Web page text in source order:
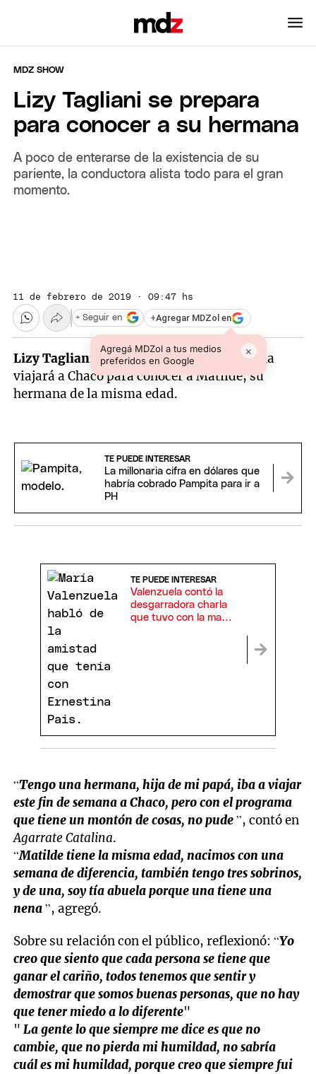
MDZ SHOW
Lizy Tagliani se prepara
para conocer a su hermana
A poco de enterarse de la existencia de su
pariente, la conductora alista todo para el gran
momento.
11 de febrero de 2019 · 09:47 hs
+Agregar MDZol en
Agregá MDZol a tus medios
preferidos en Google
×
+ Seguir en
Lizy Tagliani
reveló que la próxima semana
viajará a Chaco para conocer a Matilde, su
hermana de la misma edad.
TE PUEDE INTERESAR
La millonaria cifra en dólares que
habría cobrado Pampita para ir a
PH
TE PUEDE INTERESAR
Valenzuela contó la
desgarradora charla
que tuvo con la madre
“Tengo una hermana, hija de mi papá, iba a viajar
este fin de semana a Chaco, pero con el programa
que tiene un montón de cosas, no pude”, contó en
Agarrate Catalina.
“Matilde tiene la misma edad, nacimos con una
semana de diferencia, también tengo tres sobrinos,
y de una, soy tía abuela porque una tiene una
nena”, agregó.
Sobre su relación con el público, reflexionó: “Yo
creo que siento que cada persona se tiene que
ganar el cariño, todos tenemos que sentir y
demostrar que somos buenas personas, que no hay
que tener miedo a lo diferente"
" La gente lo que siempre me dice es que no
cambie, que no pierda mi humildad, no sabría
cuál es mi humildad, porque creo que siempre fui